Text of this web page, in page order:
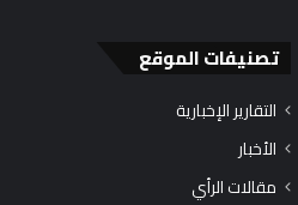
تصنيفات الموقع
التقارير الإخبارية
الأخبار
مقالات الرأي